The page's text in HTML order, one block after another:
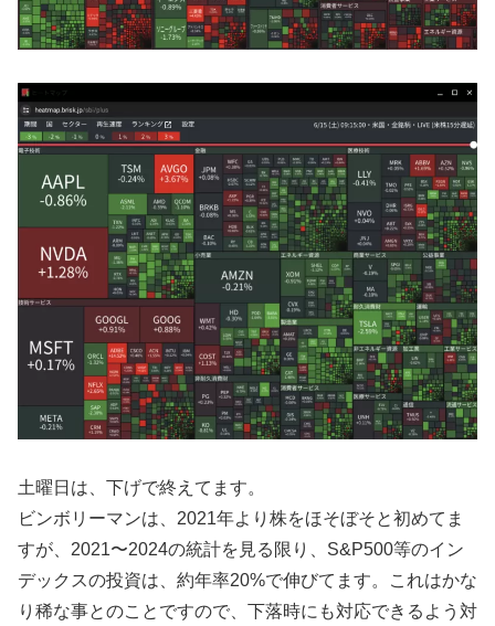
土曜日は、下げで終えてます。
ビンボリーマンは、2021年より株をほそぼそと初めてま
すが、2021〜2024の統計を見る限り、S&P500等のイン
デックスの投資は、約年率20%で伸びてます。これはかな
り稀な事とのことですので、下落時にも対応できるよう対